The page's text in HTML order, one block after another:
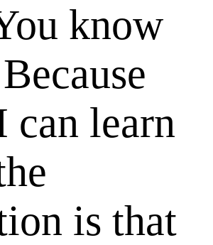
know
can learn
is that